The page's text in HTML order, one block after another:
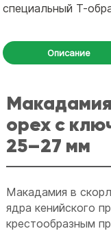
специальный Т-
Описание
орех с
25–27 мм
Макадамия в
ядра кенийского
крестообразным